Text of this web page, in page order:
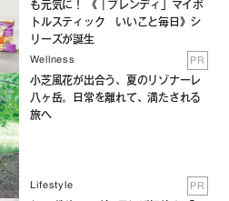
も元気に！ 《「ブレンディ」マイボ
トルスティック いいこと毎日》シ
リーズが誕生
Wellness PR
小芝風花が出合う、夏のリゾナーレ
八ヶ岳。日常を離れて、満たされる
旅へ
Lifestyle PR